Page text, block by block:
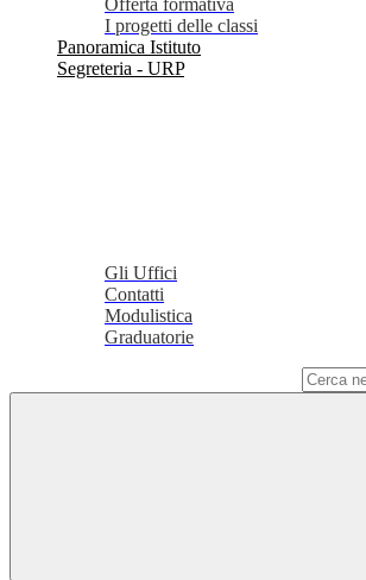
Offerta formativa
I progetti delle classi
Panoramica Istituto
Segreteria - URP
Gli Uffici
Contatti
Modulistica
Graduatorie